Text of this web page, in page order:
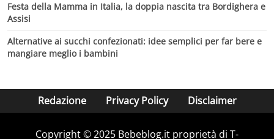
Festa della Mamma in Italia, la doppia nascita tra Bordighera e
Assisi
Alternative ai succhi confezionati: idee semplici per far bere e
mangiare meglio i bambini
Redazione Privacy Policy Disclaimer
Copyright © 2025 Bebeblog.it proprietà di T-